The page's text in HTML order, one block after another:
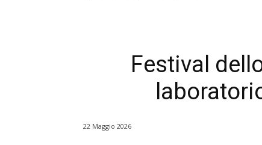
Festival
22 Maggio 2026